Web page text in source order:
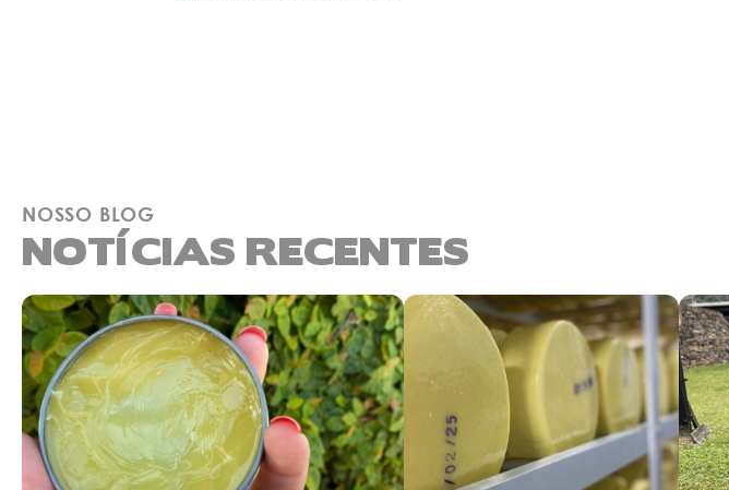
NOSSO BLOG
NOTÍCIAS RECENTES